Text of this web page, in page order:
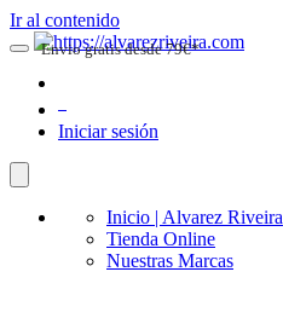
Ir al contenido
Iniciar sesión
Inicio | Alvarez Riveira
Tienda Online
Nuestras Marcas
Envio gratis desde 79€*